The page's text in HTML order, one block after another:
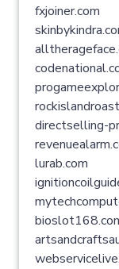
fxjoiner.com
directselling-
lurab.com